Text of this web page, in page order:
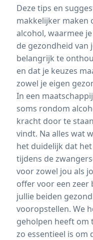
Deze tips en
makkelijker maken
alcohol, waarmee
de gezondheid van
belangrijk te
en dat je keuzes
zowel je eigen
In een
soms rondom
kracht door te
vindt. Na alles wat
het duidelijk dat
tijdens de
voor zowel jou als
offer voor een zeer
jullie beiden
vooropstellen. We
geholpen heeft om
zo essentieel is om